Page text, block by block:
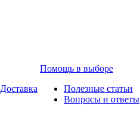
Доставка
Помощь в выборе
Полезные статьи
Вопросы и ответы